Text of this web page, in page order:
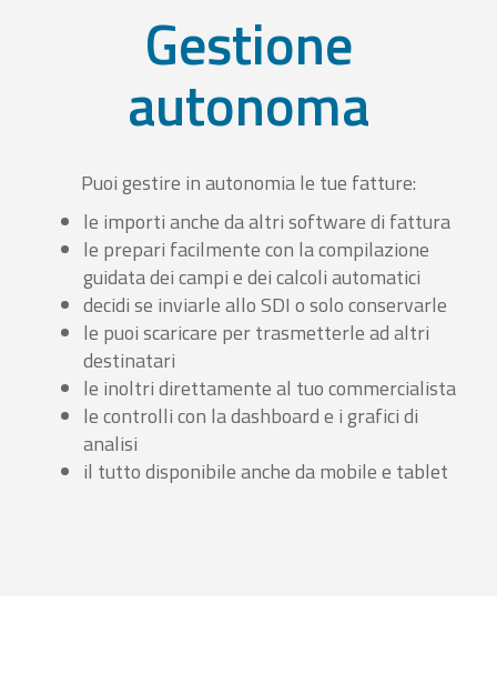
Gestione
autonoma
Puoi gestire in autonomia le tue fatture:
le importi anche da altri software di fattura
le prepari facilmente con la compilazione
guidata dei campi e dei calcoli automatici
decidi se inviarle allo SDI o solo conservarle
le puoi scaricare per trasmetterle ad altri
destinatari
le inoltri direttamente al tuo commercialista
le controlli con la dashboard e i grafici di
analisi
il tutto disponibile anche da mobile e tablet